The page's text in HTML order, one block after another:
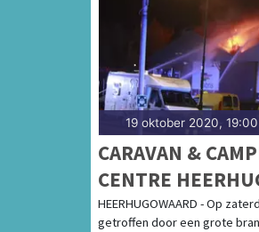
19 oktober 2020,
CARAVAN &
CENTRE
HEERHUGOWAARD - Op
getroffen door een grote